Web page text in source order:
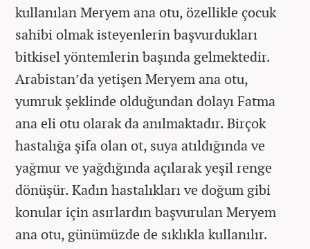
kullanılan Meryem ana otu, özellikle çocuk
sahibi olmak isteyenlerin başvurdukları
bitkisel yöntemlerin başında gelmektedir.
Arabistan’da yetişen Meryem ana otu,
yumruk şeklinde olduğundan dolayı Fatma
ana eli otu olarak da anılmaktadır. Birçok
hastalığa şifa olan ot, suya atıldığında ve
yağmur ve yağdığında açılarak yeşil renge
dönüşür. Kadın hastalıkları ve doğum gibi
konular için asırlardın başvurulan Meryem
ana otu, günümüzde de sıklıkla kullanılır.